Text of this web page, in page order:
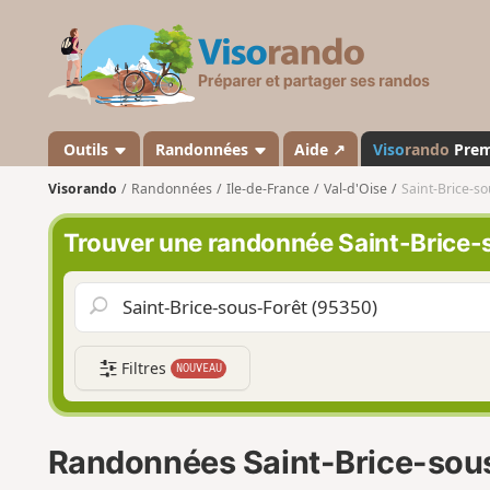
s
a
n
d
o
Outils Randonnées Aide ↗ Visorando
Visorando Randonnées Ile-de-France Val-d'Oise Saint-Brice-
Trouver une randonnée Saint-
Filtres NOUVEAU
Randonnées Saint-Brice-